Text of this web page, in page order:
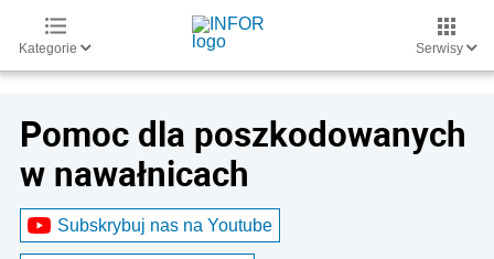
Kategorie Serwisy
Pomoc dla poszkodowanych
w nawałnicach
Subskrybuj nas na Youtube